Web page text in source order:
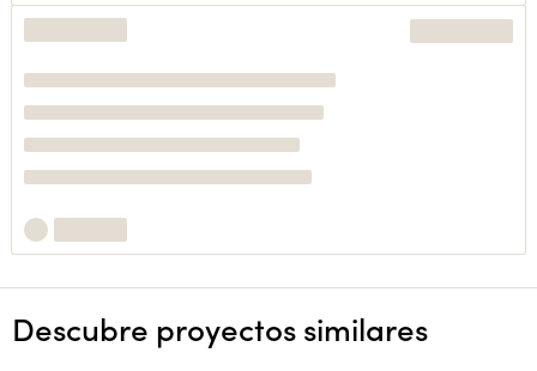
Descubre proyectos similares